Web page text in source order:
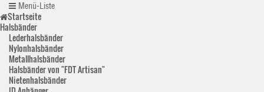
Menü-Liste
Startseite
Halsbänder
Lederhalsbänder
Nylonhalsbänder
Metallhalsbänder
Halsbänder von "FDT Artisan"
Nietenhalsbänder